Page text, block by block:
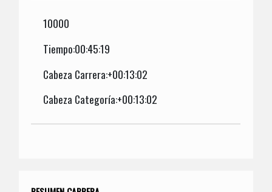
10000
Tiempo:00:45:19
Cabeza Carrera:+00:13:02
Cabeza Categoría:+00:13:02